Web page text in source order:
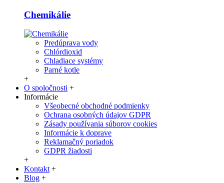
Chemikálie
Predúprava vody
Chlórdioxid
Chladiace systémy
Parné kotle
+
O spoločnosti +
Informácie
Všeobecné obchodné podmienky
Ochrana osobných údajov GDPR
Zásady používania súborov cookies
Informácie k doprave
Reklamačný poriadok
GDPR žiadosti
+
Kontakt +
Blog +